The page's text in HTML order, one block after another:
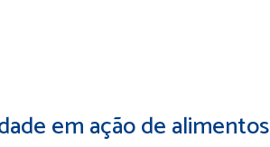
em ação de alimentos